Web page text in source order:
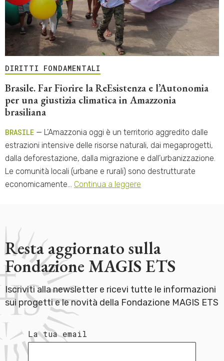
DIRITTI FONDAMENTALI
Brasile. Far Fiorire la ReEsistenza e l’Autonomia
per una giustizia climatica in Amazzonia
brasiliana
BRASILE — L’Amazzonia oggi è un territorio aggredito dalle
estrazioni intensive delle risorse naturali, dai megaprogetti,
dalla deforestazione, dalla migrazione e dall’urbanizzazione.
Le comunità locali (urbane e rurali) sono destrutturate
economicamente… Continua a leggere
Resta aggiornato sulla
Fondazione MAGIS ETS
Iscriviti alla newsletter e ricevi tutte le informazioni
sui progetti e le novità della Fondazione MAGIS ETS
La tua email